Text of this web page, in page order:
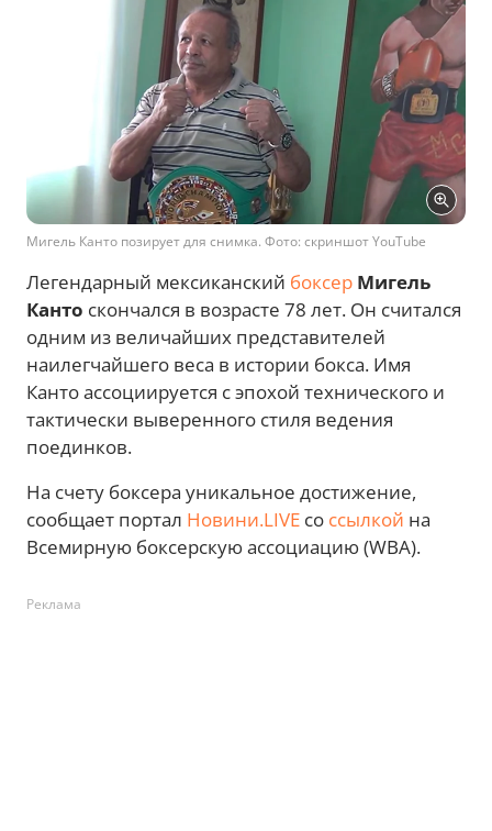
Мигель Канто позирует для снимка. Фото: скриншот YouTube
Легендарный мексиканский боксер Мигель
Канто скончался в возрасте 78 лет. Он считался
одним из величайших представителей
наилегчайшего веса в истории бокса. Имя
Канто ассоциируется с эпохой технического и
тактически выверенного стиля ведения
поединков.
На счету боксера уникальное достижение,
сообщает портал Новини.LIVE со ссылкой на
Всемирную боксерскую ассоциацию (WBA).
Реклама